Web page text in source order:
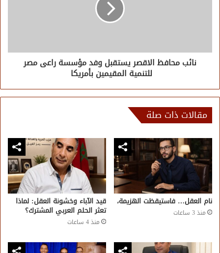
نائب محافظ الاقصر يستقبل وفد مؤسسة راعى مصر
للتنمية المقيمين بأمريكا
مقالات ذات صلة
نام العقل… فاستيقظت الهزيمة،
منذ 3 ساعات
قيد الآباء وخشونة العقل: لماذا
تعثر الحلم العربي المشترك؟
منذ 4 ساعات